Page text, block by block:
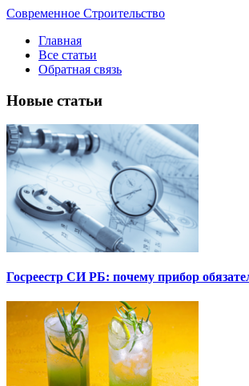
Современное Строительство
Главная
Все статьи
Обратная связь
Новые статьи
Госреестр СИ РБ: почему прибор